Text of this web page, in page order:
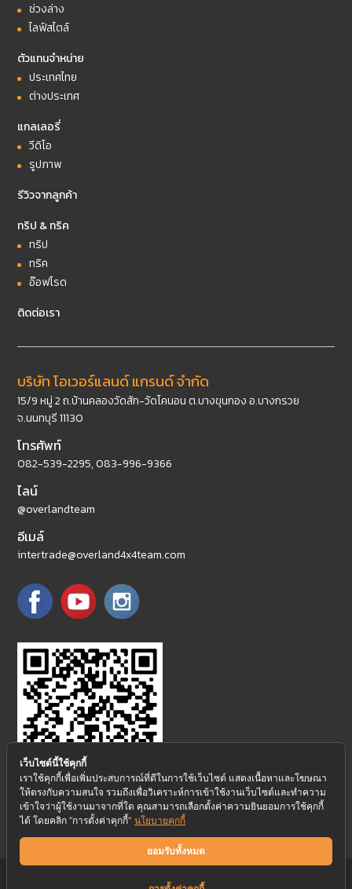
ช่วงล่าง
ไลฟ์สไตล์
ตัวแทนจำหน่าย
ประเทศไทย
ต่างประเทศ
แกลเลอรี่
วีดิโอ
รูปภาพ
รีวิวจากลูกค้า
ทริป & ทริค
ทริป
ทริค
อ๊อฟโรด
ติดต่อเรา
บริษัท โอเวอร์แลนด์ แกรนด์ จำกัด
15/9 หมู่ 2 ถ.บ้านคลองวัดสัก-วัดโคนอน ต.บางขุนกอง อ.บางกรวย
จ.นนทบุรี 11130
โทรศัพท์
082-539-2295,083-996-9366
ไลน์
@overlandteam
อีเมล์
intertrade@overland4x4team.com
@overlandteam
(สำหรับลูกค้าในไทย)
นโยบายความเป็นส่วนตัว
เว็บไซต์นี้ใช้คุกกี้
เราใช้คุกกี้เพื่อเพิ่มประสบการณ์ที่ดีในการใช้เว็บไซต์ แสดงเนื้อหาและโฆษณา
ให้ตรงกับความสนใจ รวมถึงเพื่อวิเคราะห์การเข้าใช้งานเว็บไซต์และทำความ
เข้าใจว่าผู้ใช้งานมาจากที่ใด คุณสามารถเลือกตั้งค่าความยินยอมการใช้คุกกี้
ได้ โดยคลิก “การตั้งค่าคุกกี้” นโยบายคุกกี้
ยอมรับทั้งหมด